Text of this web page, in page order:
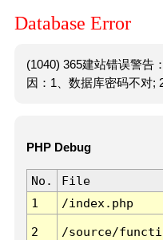
Database Error
(1040) 365建站错误警告
因：1、数据库密码不对;
PHP Debug
No. File
1
/index.php
2 /source/